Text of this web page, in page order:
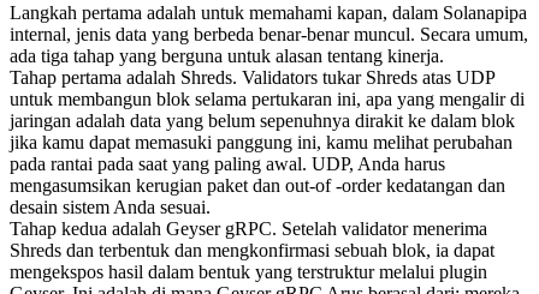
Langkah pertama adalah untuk memahami kapan, dalam Solanapipa
internal, jenis data yang berbeda benar-benar muncul. Secara umum,
ada tiga tahap yang berguna untuk alasan tentang kinerja.
Tahap pertama adalah Shreds. Validators tukar Shreds atas UDP
untuk membangun blok selama pertukaran ini, apa yang mengalir di
jaringan adalah data yang belum sepenuhnya dirakit ke dalam blok
jika kamu dapat memasuki panggung ini, kamu melihat perubahan
pada rantai pada saat yang paling awal. UDP, Anda harus
mengasumsikan kerugian paket dan out-of -order kedatangan dan
desain sistem Anda sesuai.
Tahap kedua adalah Geyser gRPC. Setelah validator menerima
Shreds dan terbentuk dan mengkonfirmasi sebuah blok, ia dapat
mengekspos hasil dalam bentuk yang terstruktur melalui plugin